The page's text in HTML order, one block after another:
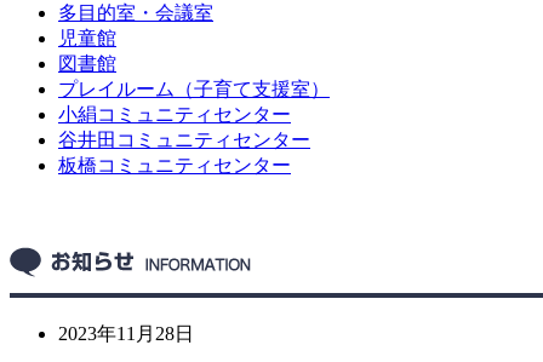
多目的室・会議室
児童館
図書館
プレイルーム（子育て支援室）
小絹コミュニティセンター
谷井田コミュニティセンター
板橋コミュニティセンター
2023年11月28日